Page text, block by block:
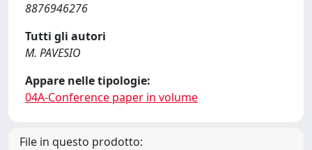
8876946276
Tutti gli autori
M. PAVESIO
Appare nelle tipologie:
04A-Conference paper in volume
File in questo prodotto: